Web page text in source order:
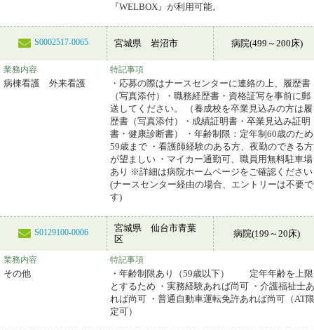
『WELBOX』が利用可能。
S0002517-0065 宮城県 岩沼市 病院(499～200床)
業務内容
病棟看護 外来看護
特記事項
・応募の際はナースセンターに連絡の上、履歴書
（写真添付）・職務経歴書・資格証写を事前に郵
送してください。 （養成校を卒業見込みの方は履
歴書（写真添付）・成績証明書・卒業見込み証明
書・健康診断書） ・年齢制限：定年制60歳のため
59歳まで ・看護師経験のある方、夜勤のできる方
が望ましい ・マイカー通勤可、職員用無料駐車場
あり ※詳細は病院ホームページをご確認ください
(ナースセンター経由の場合、エントリーは不要で
す)
S0129100-0006
宮城県 仙台市青葉
区
病院(199～20床)
業務内容
その他
特記事項
・年齢制限あり（59歳以下） 定年年齢を上限
とするため ・実務経験あれば尚可 ・介護福祉士あ
れば尚可 ・普通自動車運転免許あれば尚可（AT限
定可）